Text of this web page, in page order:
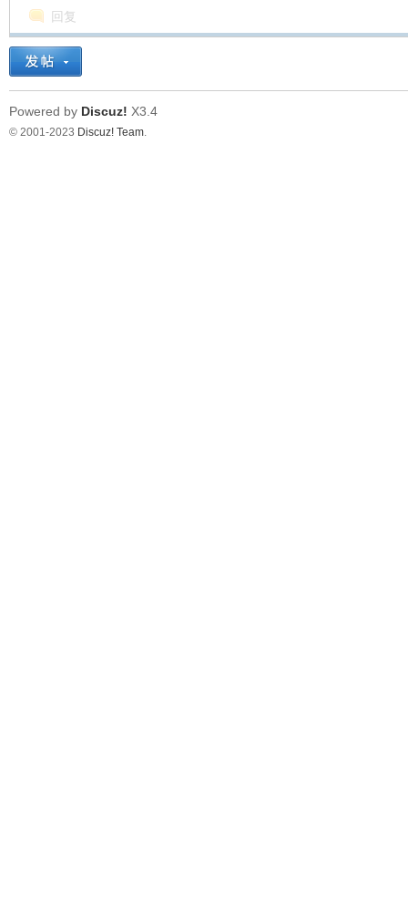
回复
Powered by Discuz! X3.4
© 2001-2023 Discuz! Team.